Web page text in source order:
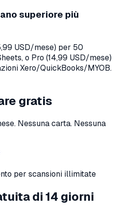
superiore più
USD/mese) per 50
o Pro (14,99 USD/mese)
Xero/QuickBooks/MYOB.
gratis
Nessuna carta. Nessuna
per scansioni illimitate
di 14 giorni